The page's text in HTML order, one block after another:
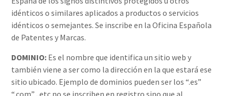
idénticos o similares aplicados a productos o servicios
idénticos o semejantes. Se inscribe en la Oficina Española
de Patentes y Marcas.
DOMINIO: Es el nombre que identifica un sitio web y
también viene a ser como la dirección en la que estará ese
sitio ubicado. Ejemplo de dominios pueden ser los “.es”
“.com” ..etc no se inscriben en registro sino que al